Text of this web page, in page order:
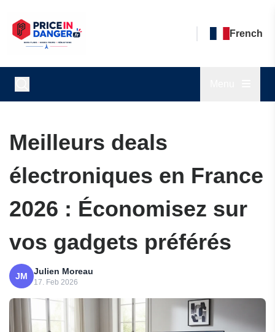
French
Meilleurs deals
électroniques en France
2026 : Économisez sur
vos gadgets préférés
JM Julien Moreau
17. Feb 2026